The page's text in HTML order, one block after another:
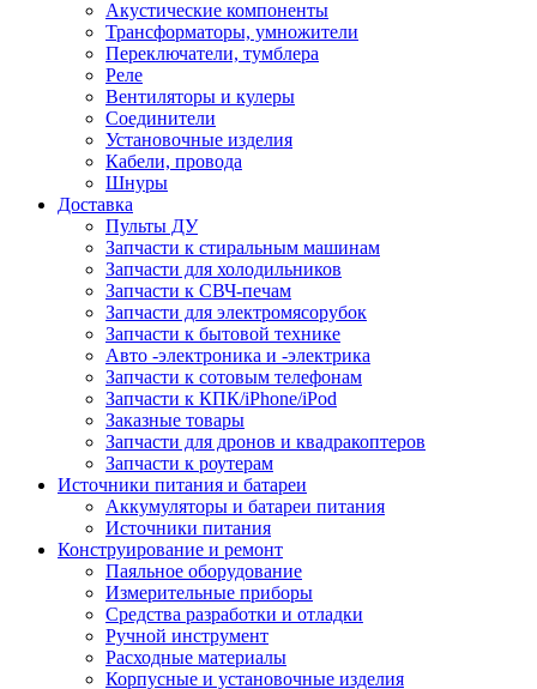
Акустические компоненты
Трансформаторы, умножители
Переключатели, тумблера
Реле
Вентиляторы и кулеры
Соединители
Установочные изделия
Кабели, провода
Шнуры
Доставка
Пульты ДУ
Запчасти к стиральным машинам
Запчасти для холодильников
Запчасти к СВЧ-печам
Запчасти для электромясорубок
Запчасти к бытовой технике
Авто -электроника и -электрика
Запчасти к сотовым телефонам
Запчасти к КПК/iPhone/iPod
Заказные товары
Запчасти для дронов и квадракоптеров
Запчасти к роутерам
Источники питания и батареи
Аккумуляторы и батареи питания
Источники питания
Конструирование и ремонт
Паяльное оборудование
Измерительные приборы
Средства разработки и отладки
Ручной инструмент
Расходные материалы
Корпусные и установочные изделия